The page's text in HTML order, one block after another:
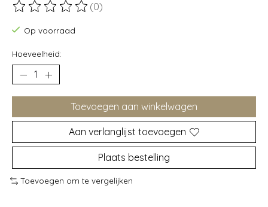
De beoordeling van dit product is
(0)
Op voorraad
Hoeveelheid:
Toevoegen aan winkelwagen
Aan verlanglijst toevoegen
Plaats bestelling
Toevoegen om te vergelijken